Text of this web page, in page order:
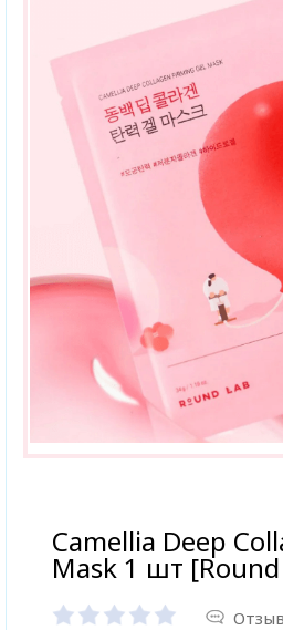
Camellia Deep
Mask 1 шт